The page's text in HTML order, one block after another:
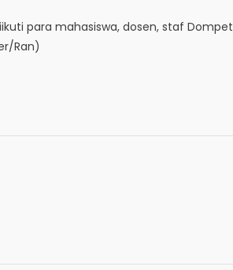
para mahasiswa, dosen, staf Dompet
Ran)